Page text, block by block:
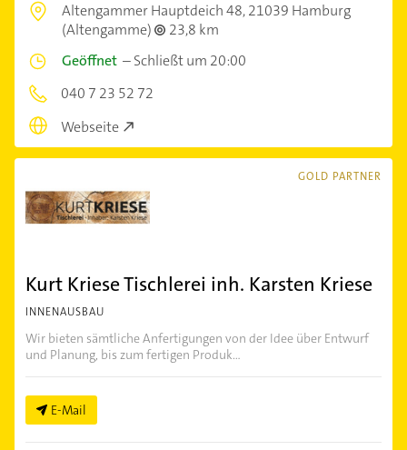
Altengammer Hauptdeich 48,21039 Hamburg
(Altengamme)
23,8 km
Geöffnet –Schließt um 20:00
040 7 23 52 72
Webseite
GOLD PARTNER
Kurt Kriese Tischlerei inh. Karsten Kriese
INNENAUSBAU
Wir bieten sämtliche Anfertigungen von der Idee über Entwurf
und Planung, bis zum fertigen Produk...
E-Mail